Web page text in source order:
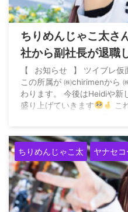
ちりめんじゃこ太さ
社から副社長が退職
移ると発表するも本
衝撃発言
【⠀お知らせ⠀】 ツイブレ
この所属が ㈱chirimenから
わります。 今後はHeidiや新
盛り上げていきます
こ
ちりめんじゃこ太 ヤナセ